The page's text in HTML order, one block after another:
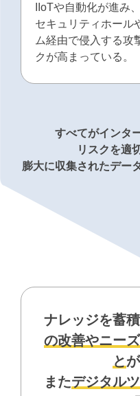
IIoTや⾃動化が進み
セキュリティホール
ム経由で侵⼊する攻
クが⾼まっている。
すべてがインタ
リスクを適
膨⼤に収集されたデー
ナレッジを蓄積
の改善やニー
と
またデジタル